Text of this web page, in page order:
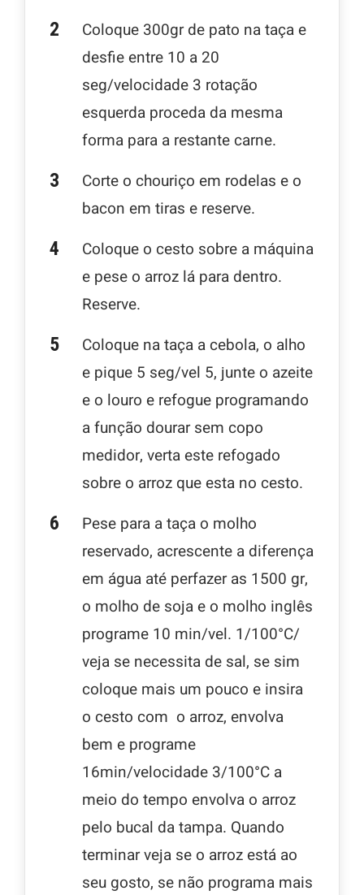
Coloque 300gr de pato na taça e
desfie entre 10 a 20
seg/velocidade 3 rotação
esquerda proceda da mesma
forma para a restante carne.
Corte o chouriço em rodelas e o
bacon em tiras e reserve.
Coloque o cesto sobre a máquina
e pese o arroz lá para dentro.
Reserve.
Coloque na taça a cebola, o alho
e pique 5 seg/vel 5, junte o azeite
e o louro e refogue programando
a função dourar sem copo
medidor, verta este refogado
sobre o arroz que esta no cesto.
Pese para a taça o molho
reservado, acrescente a diferença
em água até perfazer as 1500 gr,
o molho de soja e o molho inglês
programe 10 min/vel. 1/100°C/
veja se necessita de sal, se sim
coloque mais um pouco e insira
o cesto com o arroz, envolva
bem e programe
16min/velocidade 3/100°C a
meio do tempo envolva o arroz
pelo bucal da tampa. Quando
terminar veja se o arroz está ao
seu gosto, se não programa mais